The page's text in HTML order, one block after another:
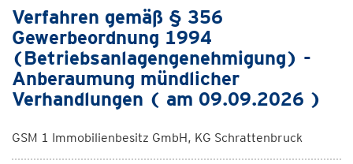
Verfahren gemäß § 356
Gewerbeordnung 1994
(Betriebsanlagengenehmigung) -
Anberaumung mündlicher
Verhandlungen ( am 09.09.2026 )
GSM 1 Immobilienbesitz GmbH, KG Schrattenbruck